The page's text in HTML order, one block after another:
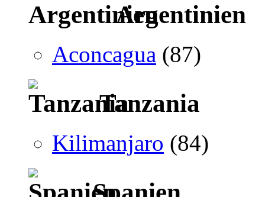
Argentinien
Aconcagua (87)
Tanzania
Kilimanjaro (84)